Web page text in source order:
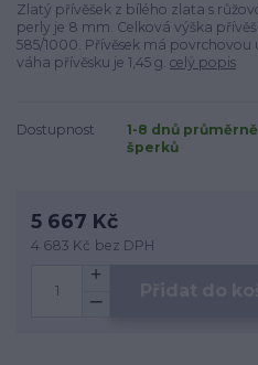
Zlatý přívěšek z bílého zlata s
perly je 8 mm. Celková výška
585/1000. Přívěsek má
váha přívěsku je 1,45 g. celý popis
Dostupnost
1-8 dnů
šperků
5 667 Kč
4 683 Kč bez DPH